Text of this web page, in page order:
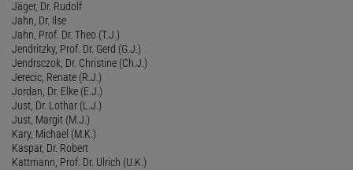
Jäger, Dr. Rudolf
Jahn, Dr. Ilse
Jahn, Prof. Dr. Theo (T.J.)
Jendritzky, Prof. Dr. Gerd (G.J.)
Jendrsczok, Dr. Christine (Ch.J.)
Jerecic, Renate (R.J.)
Jordan, Dr. Elke (E.J.)
Just, Dr. Lothar (L.J.)
Just, Margit (M.J.)
Kary, Michael (M.K.)
Kaspar, Dr. Robert
Kattmann, Prof. Dr. Ulrich (U.K.)